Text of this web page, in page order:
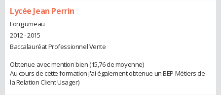
Lycée Jean Perrin
Longjumeau
2012 - 2015
Baccalauréat Professionnel Vente
Obtenue avec mention bien (15,76 de moyenne)
Au cours de cette formation j'ai également obtenue un BEP Métiers de
la Relation Client Usager)